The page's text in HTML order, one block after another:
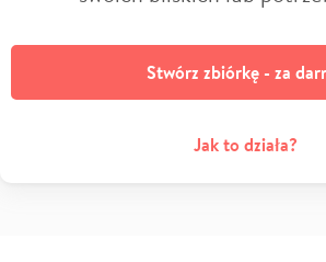
Stwórz zbiórkę - za
Jak to działa?